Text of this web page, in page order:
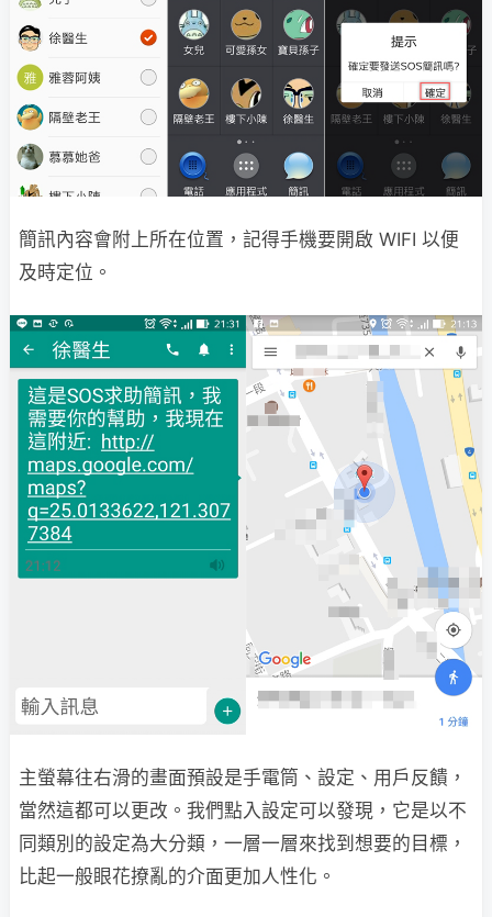
簡訊內容會附上所在位置，記得手機要開啟 WIFI 以便
及時定位。
主螢幕往右滑的畫面預設是手電筒、設定、用戶反饋，
當然這都可以更改。我們點入設定可以發現，它是以不
同類別的設定為大分類，一層一層來找到想要的目標，
比起一般眼花撩亂的介面更加人性化。